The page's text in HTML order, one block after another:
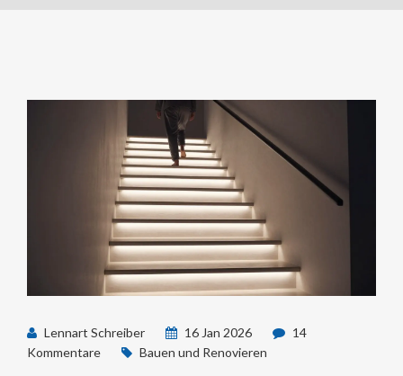
Lennart Schreiber 16 Jan 2026
14
Kommentare
Bauen und Renovieren